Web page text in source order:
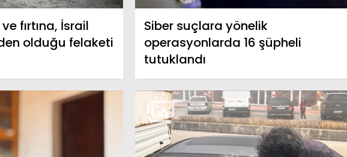
fırtına, İsrail
olduğu felaketi
Siber suçlara yönelik
operasyonlarda 16 şüpheli
tutuklandı